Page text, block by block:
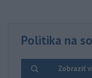
Politika na
Zobraziť